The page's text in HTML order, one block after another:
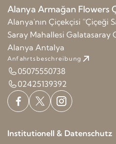
Alanya Armağan Flowers
Alanya'nın Çiçekçisi ''Çiçeği
Saray Mahallesi Galatasaray
Alanya Antalya
Anfahrtsbeschreibung
05075550738
02425139392
Institutionell & Datenschutz